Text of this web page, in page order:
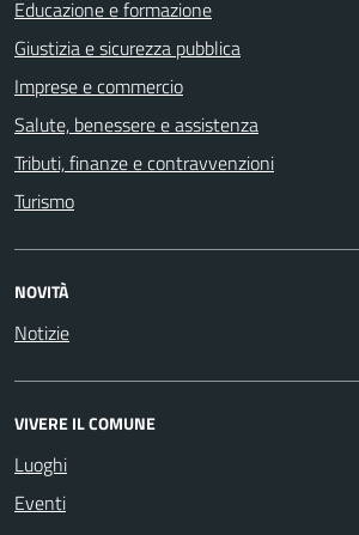
Educazione e formazione
Giustizia e sicurezza pubblica
Imprese e commercio
Salute, benessere e assistenza
Tributi, finanze e contravvenzioni
Turismo
NOVITÀ
Notizie
VIVERE IL COMUNE
Luoghi
Eventi